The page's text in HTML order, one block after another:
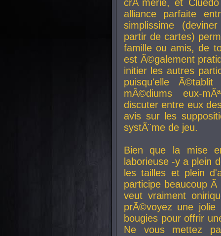
crÃ¨merie, et
alliance parfaite
simplissime
partir de cartes)
famille ou amis, de
est Ã©galement
initier les autres
puisqu'elle
mÃ©diums eux-
discuter entre eux
avis sur les
systÃ¨me de jeu.
Bien que la mise
laborieuse -y a plein
les tailles et plein
participe beaucoup
veut vraiment
prÃ©voyez une
bougies pour offrir
Ne vous mettez